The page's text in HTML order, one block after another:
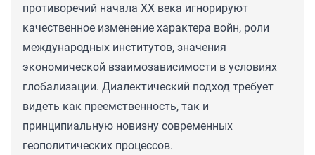
противоречий начала XX века игнорируют
качественное изменение характера войн, роли
международных институтов, значения
экономической взаимозависимости в условиях
глобализации. Диалектический подход требует
видеть как преемственность, так и
принципиальную новизну современных
геополитических процессов.